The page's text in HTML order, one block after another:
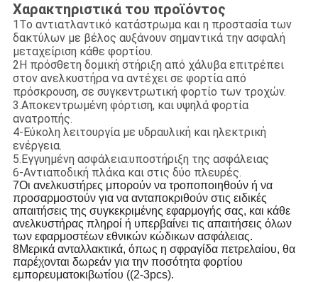
Χαρακτηριστικά του προϊόντος
1Το αντιατλαντικό κατάστρωμα και η προστασία των
δακτύλων με βέλος αυξάνουν σημαντικά την ασφαλή
μεταχείριση κάθε φορτίου.
2Η πρόσθετη δομική στήριξη από χάλυβα επιτρέπει
στον ανελκυστήρα να αντέχει σε φορτία από
πρόσκρουση, σε συγκεντρωτική φορτίο των τροχών.
3.Αποκεντρωμένη φόρτιση, και υψηλά φορτία
ανατροπής.
4-Εύκολη λειτουργία με υδραυλική και ηλεκτρική
ενέργεια.
5.Εγγυημένη ασφάλεια:υποστήριξη της ασφάλειας
6-Αντιαποδική πλάκα και στις δύο πλευρές.
7Οι ανελκυστήρες μπορούν να τροποποιηθούν ή να
προσαρμοστούν για να ανταποκριθούν στις ειδικές
απαιτήσεις της συγκεκριμένης εφαρμογής σας, και κάθε
ανελκυστήρας πληροί ή υπερβαίνει τις απαιτήσεις όλων
των εφαρμοστέων εθνικών κώδικων ασφάλειας.
8Μερικά ανταλλακτικά, όπως η σφραγίδα πετρελαίου, θα
παρέχονται δωρεάν για την ποσότητα φορτίου
εμπορευματοκιβωτίου ((2-3pcs).